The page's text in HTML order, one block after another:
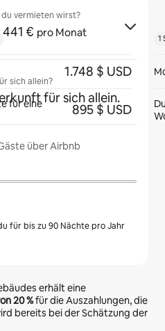
vermieten wirst?
€ pro Monat
sich allein?
für sich allein.
über Airbnb
für bis zu 90 Nächte pro Jahr
erhält eine
20 %für die Auszahlungen, die
bereits bei der Schätzung der
1.748 $ USD
für eine
895 $ USD
1